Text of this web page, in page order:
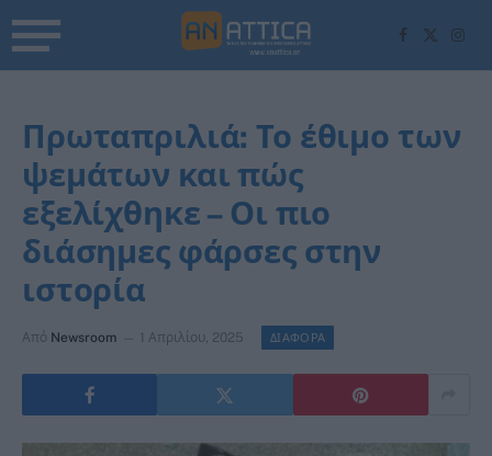
Facebook
X
(Twitter)
Πρωταπριλιά: Το έθιμο των
ψεμάτων και πώς
εξελίχθηκε – Οι πιο
διάσημες φάρσες στην
ιστορία
Από Newsroom 1 Απριλίου, 2025 ΔΙΑΦΟΡΑ